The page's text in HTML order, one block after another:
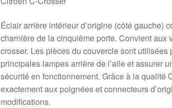
Éclair arrière intérieur d’origine (côté gauche)
charnière de la cinquième porte. Convient aux
crosser. Les pièces du couvercle sont utilisées
principales lampes arrière de l’aile et assurer
sécurité en fonctionnement. Grâce à la qualité
exactement aux poignées et connecteurs
modifications.